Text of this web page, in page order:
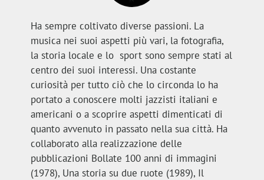
Ha sempre coltivato diverse passioni. La
musica nei suoi aspetti più vari, la fotografia,
la storia locale e lo sport sono sempre stati al
centro dei suoi interessi. Una costante
curiosità per tutto ciò che lo circonda lo ha
portato a conoscere molti jazzisti italiani e
americani o a scoprire aspetti dimenticati di
quanto avvenuto in passato nella sua città. Ha
collaborato alla realizzazione delle
pubblicazioni Bollate 100 anni di immagini
(1978), Una storia su due ruote (1989), Il